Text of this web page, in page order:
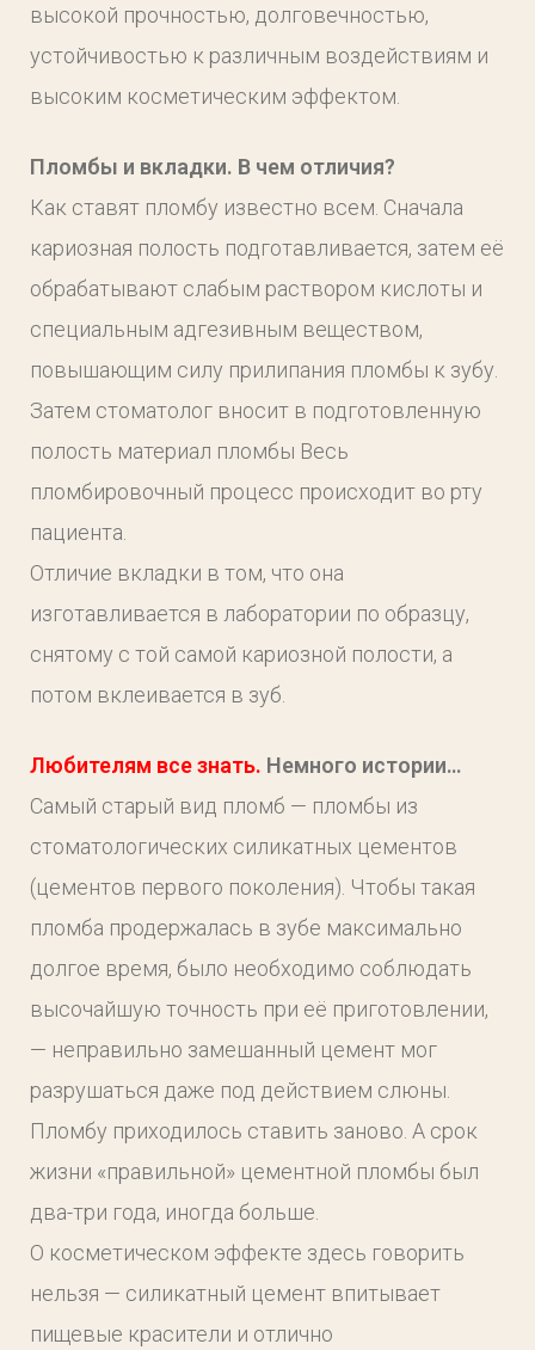
высокой прочностью, долговечностью,
устойчивостью к различным воздействиям и
высоким косметическим эффектом.
Пломбы и вкладки. В чем отличия?
Как ставят пломбу известно всем. Сначала
кариозная полость подготавливается, затем её
обрабатывают слабым раствором кислоты и
специальным адгезивным веществом,
повышающим силу прилипания пломбы к зубу.
Затем стоматолог вносит в подготовленную
полость материал пломбы Весь
пломбировочный процесс происходит во рту
пациента.
Отличие вкладки в том, что она
изготавливается в лаборатории по образцу,
снятому с той самой кариозной полости, а
потом вклеивается в зуб.
Любителям все знать. Немного истории…
Самый старый вид пломб — пломбы из
стоматологических силикатных цементов
(цементов первого поколения). Чтобы такая
пломба продержалась в зубе максимально
долгое время, было необходимо соблюдать
высочайшую точность при её приготовлении,
— неправильно замешанный цемент мог
разрушаться даже под действием слюны.
Пломбу приходилось ставить заново. А срок
жизни «правильной» цементной пломбы был
два-три года, иногда больше.
О косметическом эффекте здесь говорить
нельзя — силикатный цемент впитывает
пищевые красители и отлично